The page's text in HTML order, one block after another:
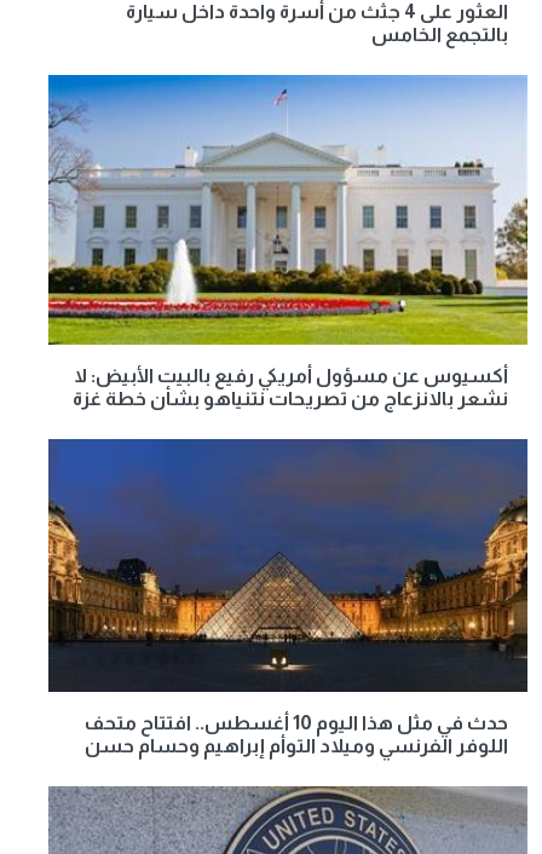
العثور على 4 جثث من أسرة واحدة داخل سيارة
بالتجمع الخامس
أكسيوس عن مسؤول أمريكي رفيع بالبيت الأبيض: لا
نشعر بالانزعاج من تصريحات نتنياهو بشأن خطة غزة
حدث في مثل هذا اليوم 10 أغسطس.. افتتاح متحف
اللوفر الفرنسي وميلاد التوأم إبراهيم وحسام حسن